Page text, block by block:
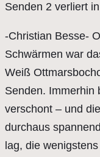
Senden 2 verliert
-Christian Besse-
Schwärmen war
Weiß
Senden. Immerhin
verschont – und
durchaus
lag, die